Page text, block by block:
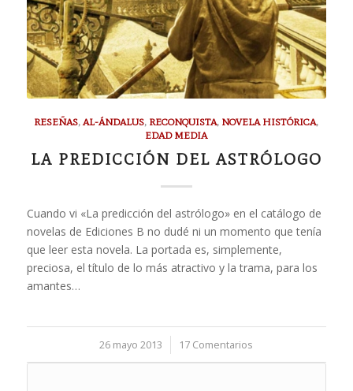
RESEÑAS,AL-ÁNDALUS, RECONQUISTA, NOVELA HISTÓRICA,
EDAD MEDIA
LA PREDICCIÓN DEL ASTRÓLOGO
Cuando vi «La predicción del astrólogo» en el catálogo de
novelas de Ediciones B no dudé ni un momento que tenía
que leer esta novela. La portada es, simplemente,
preciosa, el título de lo más atractivo y la trama, para los
amantes…
26 mayo 2013
/ 17 Comentarios